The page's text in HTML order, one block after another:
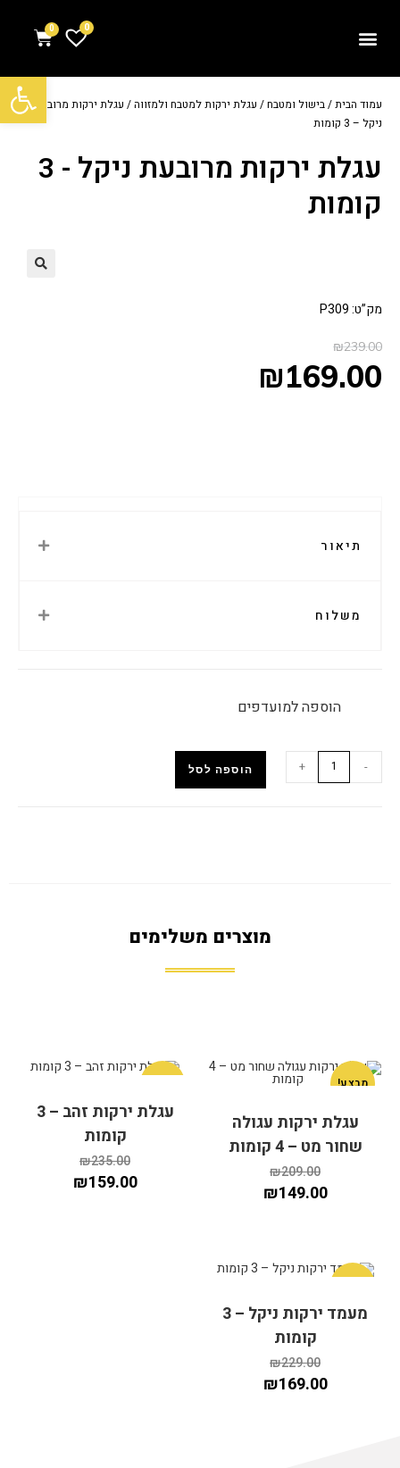
פתח סרגל נגישות
0
עמוד הבית/בישול ומטבח/ עגלת ירקות למטבח ולמזווה/ עגלת ירקות מרובעת
ניקל – 3 קומות
עגלת ירקות מרובעת ניקל - 3
קומות
מק”ט: P309
₪239.00
₪169.00
תיאור
משלוח
הוספה למועדפים
-
+ הוספה לסל
מוצרים משלימים
מבצע!
עגלת ירקות עגולה
שחור מט – 4 קומות
₪209.00
₪149.00
עגלת ירקות זהב – 3
קומות
₪235.00
₪159.00
מעמד ירקות ניקל – 3
קומות
₪229.00
₪169.00